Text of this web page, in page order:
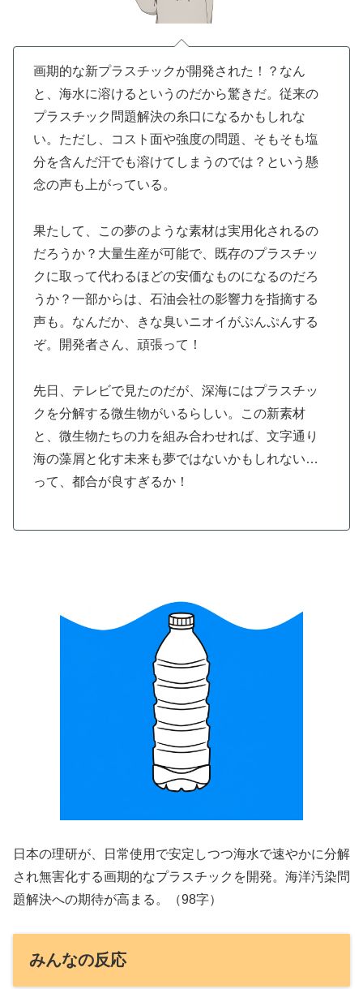
画期的な新プラスチックが開発された！？なん
と、海水に溶けるというのだから驚きだ。従来の
プラスチック問題解決の糸口になるかもしれな
い。ただし、コスト面や強度の問題、そもそも塩
分を含んだ汗でも溶けてしまうのでは？という懸
念の声も上がっている。
果たして、この夢のような素材は実用化されるの
だろうか？大量生産が可能で、既存のプラスチッ
クに取って代わるほどの安価なものになるのだろ
うか？一部からは、石油会社の影響力を指摘する
声も。なんだか、きな臭いニオイがぷんぷんする
ぞ。開発者さん、頑張って！
先日、テレビで見たのだが、深海にはプラスチッ
クを分解する微生物がいるらしい。この新素材
と、微生物たちの力を組み合わせれば、文字通り
海の藻屑と化す未来も夢ではないかもしれない…
って、都合が良すぎるか！
日本の理研が、日常使用で安定しつつ海水で速やかに分解
され無害化する画期的なプラスチックを開発。海洋汚染問
題解決への期待が高まる。（98字）
みんなの反応